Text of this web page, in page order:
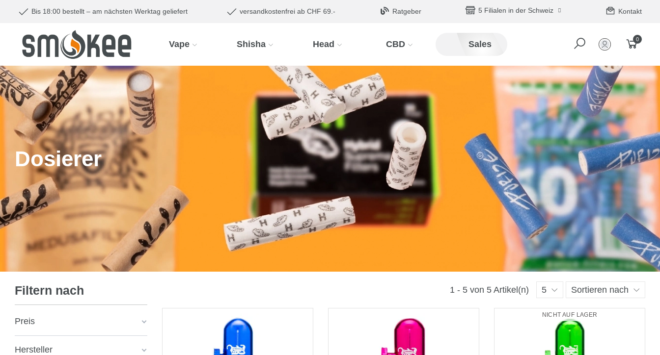
Bis 18:00 bestellt – am nächsten Werktag geliefert versandkostenfrei ab CHF 69.- Ratgeber 5 Filialen in der Schweiz Kontakt
Vape Shisha Head CBD Sales
0
Dosierer
1 - 5 von 5 Artikel(n) 5 Sortieren nach
NICHT AUF LAGER
Filtern nach
Preis
Hersteller